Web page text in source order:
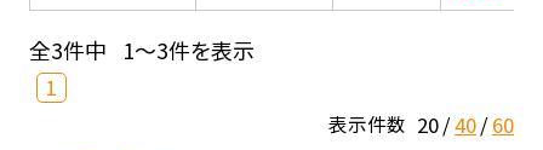
全3件中 1～3件を表示
1
表示件数 20 40 60